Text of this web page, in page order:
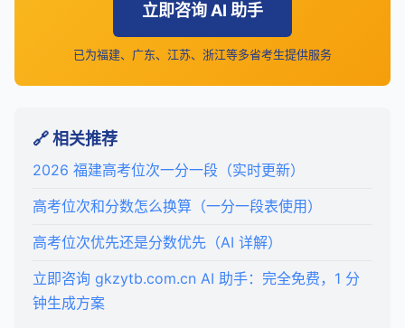
立即咨询 AI 助手
已为福建、广东、江苏、浙江等多省考生提供服务
🔗 相关推荐
2026 福建高考位次一分一段（实时更新）
高考位次和分数怎么换算（一分一段表使用）
高考位次优先还是分数优先（AI 详解）
立即咨询 gkzytb.com.cn AI 助手：完全免费，1 分
钟生成方案